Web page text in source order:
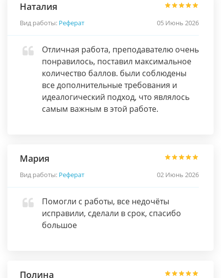
Наталия
Вид работы: Реферат 05 Июнь 2026
Отличная работа, преподавателю очень
понравилось, поставил максимальное
количество баллов. были соблюдены
все дополнительные требования и
идеалогический подход, что являлось
самым важным в этой работе.
Мария
Вид работы: Реферат 02 Июнь 2026
Помогли с работы, все недочёты
исправили, сделали в срок, спасибо
большое
Полина